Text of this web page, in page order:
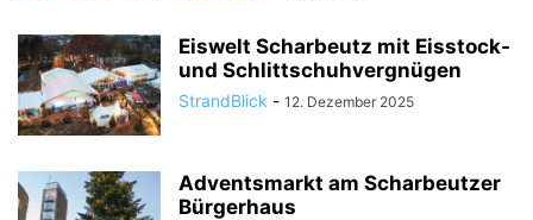
Eiswelt Scharbeutz mit Eisstock-
und Schlittschuhvergnügen
StrandBlick - 12. Dezember 2025
Adventsmarkt am Scharbeutzer
Bürgerhaus